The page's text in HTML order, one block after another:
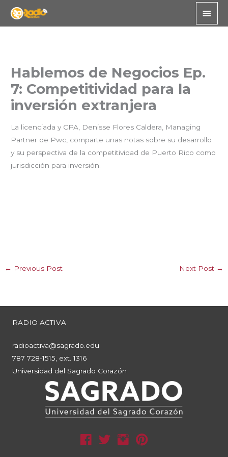
Main
Hablemos de Negocios Ep.
7: Competitividad para la
inversión extranjera
La licenciada y CPA, Denisse Flores Caldera, Managing
Partner de Pwc, comparte unas notas sobre su desarrollo
y su perspectiva de la competitividad de Puerto Rico como
jurisdicción para inversión.
← Previous Post Next Post →
RADIO ACTIVA
radioactiva@sagrado.edu
787 728-1515, ext. 1316
Universidad del Sagrado Corazón